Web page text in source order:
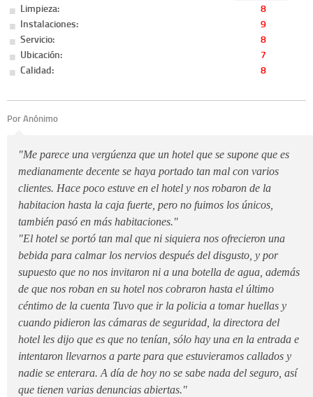
Limpieza:
8
Instalaciones:
9
Servicio:
8
Ubicación:
7
Calidad:
8
Por Anónimo
"Me parece una vergúenza que un hotel que se supone que es
medianamente decente se haya portado tan mal con varios
clientes. Hace poco estuve en el hotel y nos robaron de la
habitacion hasta la caja fuerte, pero no fuimos los únicos,
también pasó en más habitaciones."
"El hotel se portó tan mal que ni siquiera nos ofrecieron una
bebida para calmar los nervios después del disgusto, y por
supuesto que no nos invitaron ni a una botella de agua, además
de que nos roban en su hotel nos cobraron hasta el último
céntimo de la cuenta Tuvo que ir la policia a tomar huellas y
cuando pidieron las cámaras de seguridad, la directora del
hotel les dijo que es que no tenían, sólo hay una en la entrada e
intentaron llevarnos a parte para que estuvieramos callados y
nadie se enterara. A día de hoy no se sabe nada del seguro, así
que tienen varias denuncias abiertas."